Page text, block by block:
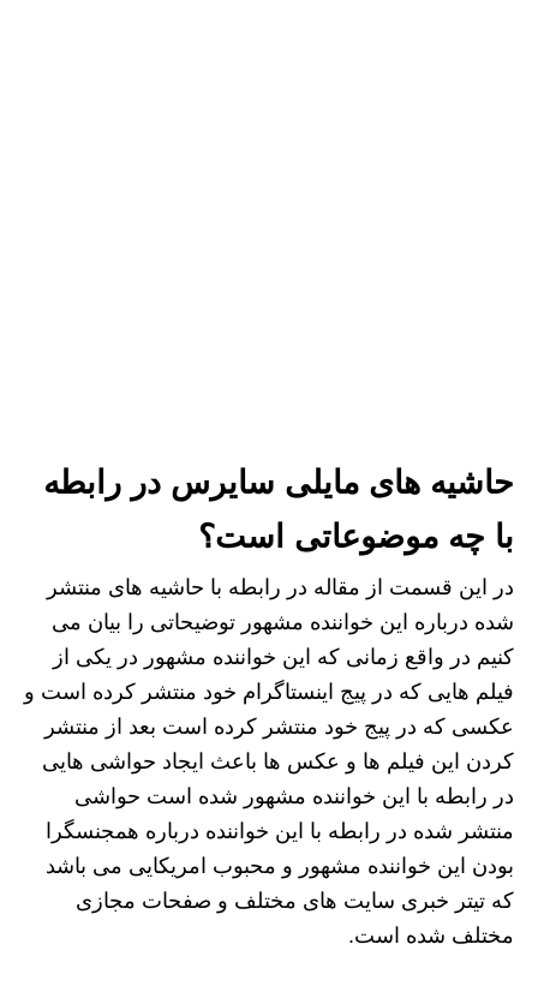
حاشیه های مایلی سایرس در رابطه
با چه موضوعاتی است؟
در این قسمت از مقاله در رابطه با حاشیه های منتشر
شده درباره این خواننده مشهور توضیحاتی را بیان می
‌کنیم در واقع زمانی که این خواننده مشهور در یکی از
فیلم هایی که در پیج اینستاگرام خود منتشر کرده است و
عکسی که در پیج خود منتشر کرده است بعد از منتشر
کردن این فیلم ها و عکس ها باعث ایجاد حواشی هایی
در رابطه با این خواننده مشهور شده است حواشی
منتشر شده در رابطه با این خواننده درباره همجنسگرا
بودن این خواننده مشهور و محبوب امریکایی می باشد
که تیتر خبری سایت های مختلف و صفحات مجازی
مختلف شده است.